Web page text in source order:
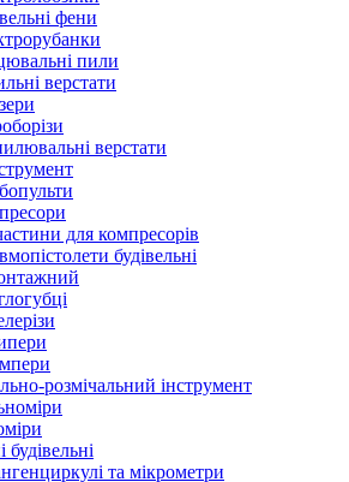
фени
пили
верстати
верстати
для компресорів
будівельні
розмічальний інструмент
будівельні
та мікрометри